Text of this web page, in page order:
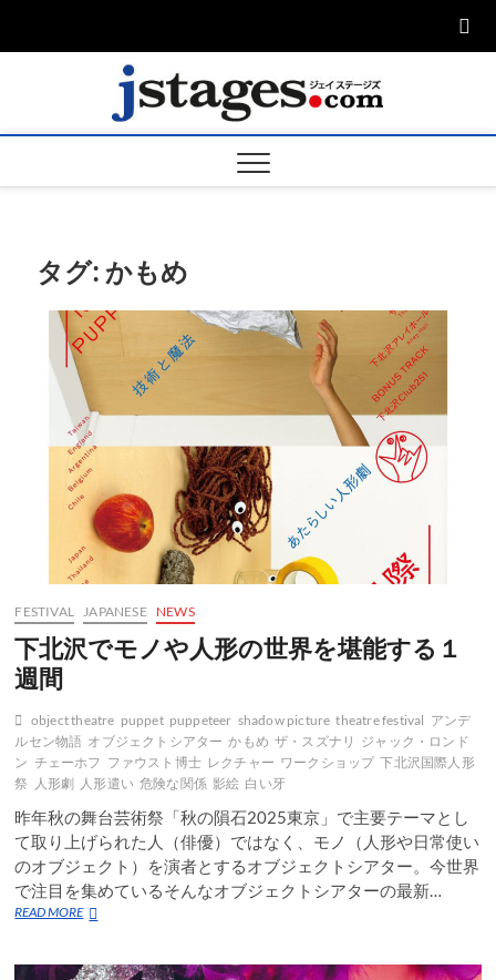
ージ
タグ: かもめ
FESTIVAL JAPANESE NEWS
下北沢でモノや人形の世界を堪能する１
週間
object theatre puppet puppeteer shadow picture theatre festival アンデ
ルセン物語 オブジェクトシアター かもめ ザ・スズナリ ジャック・ロンド
ン チェーホフ ファウスト博士 レクチャー ワークショップ 下北沢国際人形
祭
人形劇 人形遣い 危険な関係 影絵 白い牙
昨年秋の舞台芸術祭「秋の隕石2025東京」で主要テーマとし
て取り上げられた人（俳優）ではなく、モノ（人形や日常使い
のオブジェクト）を演者とするオブジェクトシアター。今世界
で注目を集めているそんなオブジェクトシアターの最新…
READ MORE下
で